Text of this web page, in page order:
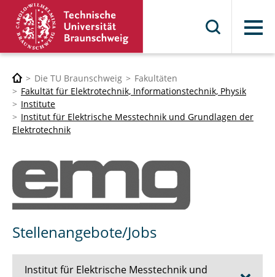
Menü
Die TU Braunschweig
Fakultäten
Fakultät für Elektrotechnik, Informationstechnik, Physik
Institute
Institut für Elektrische Messtechnik und Grundlagen der
Elektrotechnik
Stellenangebote/Jobs
Institut für Elektrische Messtechnik und